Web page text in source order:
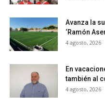
Avanza la
‘Ramón
4 agosto, 2026
En
también al
4 agosto, 2026